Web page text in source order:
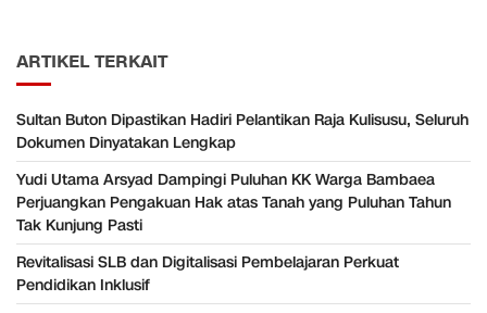
ARTIKEL TERKAIT
Sultan Buton Dipastikan Hadiri Pelantikan Raja Kulisusu, Seluruh
Dokumen Dinyatakan Lengkap
Yudi Utama Arsyad Dampingi Puluhan KK Warga Bambaea
Perjuangkan Pengakuan Hak atas Tanah yang Puluhan Tahun
Tak Kunjung Pasti
Revitalisasi SLB dan Digitalisasi Pembelajaran Perkuat
Pendidikan Inklusif